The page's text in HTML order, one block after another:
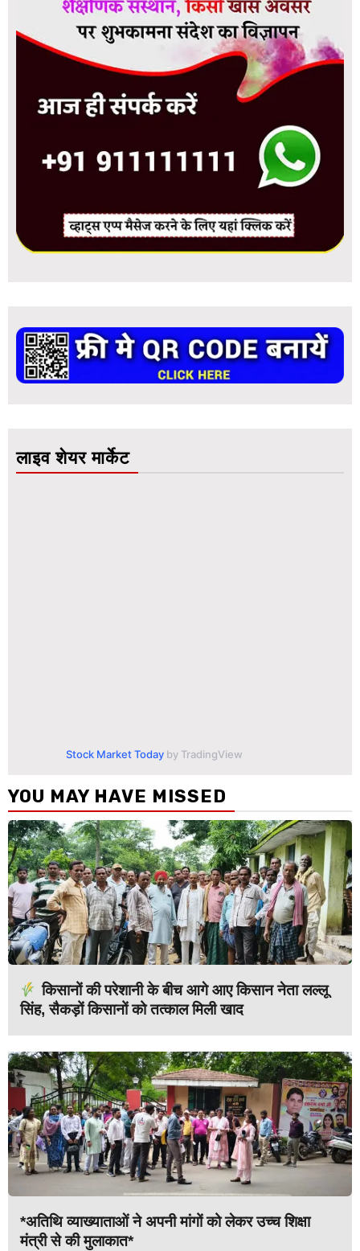
लाइव शेयर मार्केट
Stock Market Today by TradingView
YOU MAY HAVE MISSED
किसानों की परेशानी के बीच आगे आए किसान नेता लल्लू
सिंह, सैकड़ों किसानों को तत्काल मिली खाद
*अतिथि व्याख्याताओं ने अपनी मांगों को लेकर उच्च शिक्षा
मंत्री से की मुलाकात*